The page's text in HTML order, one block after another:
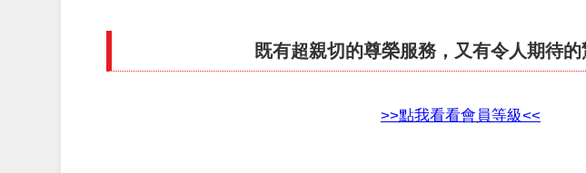
既有超親切的尊榮服務，又有令人期待的
>>點我看看會員等級<<